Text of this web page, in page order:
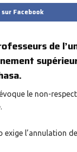
Facebook
de
le non-
exige l’annulation